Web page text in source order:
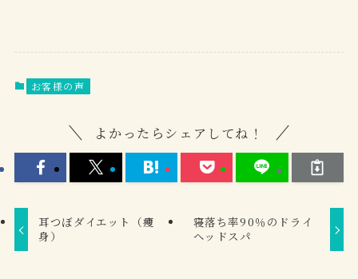
お客様の声
よかったらシェアしてね！
耳つぼダイエット（痩
身）
寝落ち率90％のドライ
ヘッドスパ